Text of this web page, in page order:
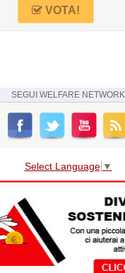
VOTA!
SEGUI WELFARE NETWORK
Select Language ▼